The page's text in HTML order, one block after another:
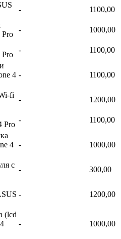
-
1100,00
Pro
-
1000,00
Pro
-
1100,00
4 - 1100,00
fi
-
1200,00
Pro
-
1100,00
4 - 1000,00
с
-
300,00
- 1200,00
(lcd
- 1000,00